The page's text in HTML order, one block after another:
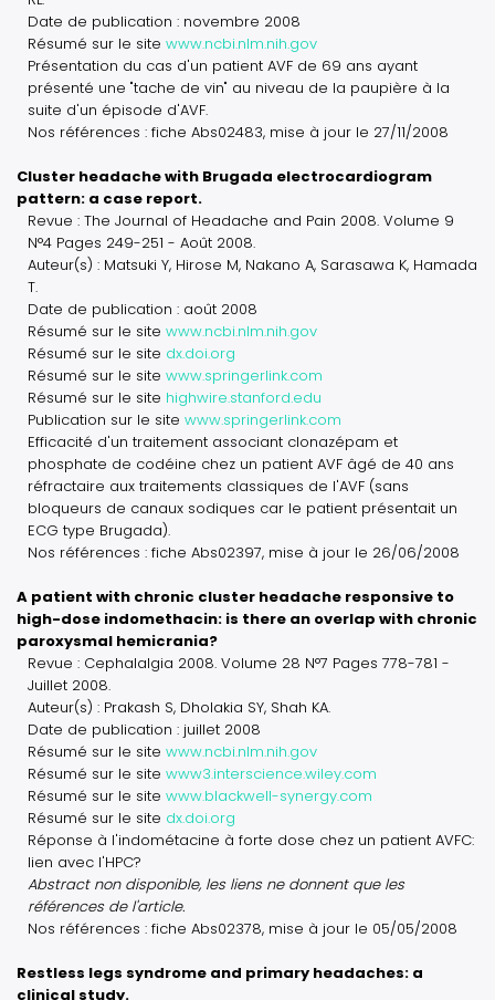
Date de publication : novembre 2008
Résumé sur le site www.ncbi.nlm.nih.gov
Présentation du cas d'un patient AVF de 69 ans ayant
présenté une "tache de vin" au niveau de la paupière à la
suite d'un épisode d'AVF.
Nos références : fiche Abs02483, mise à jour le 27/11/2008
Cluster headache with Brugada electrocardiogram
pattern: a case report.
Revue : The Journal of Headache and Pain 2008. Volume 9
N°4 Pages 249-251 - Août 2008.
Auteur(s) : Matsuki Y, Hirose M, Nakano A, Sarasawa K, Hamada
T.
Date de publication : août 2008
Résumé sur le site www.ncbi.nlm.nih.gov
Résumé sur le site dx.doi.org
Résumé sur le site www.springerlink.com
Résumé sur le site highwire.stanford.edu
Publication sur le site www.springerlink.com
Efficacité d'un traitement associant clonazépam et
phosphate de codéine chez un patient AVF âgé de 40 ans
réfractaire aux traitements classiques de l'AVF (sans
bloqueurs de canaux sodiques car le patient présentait un
ECG type Brugada).
Nos références : fiche Abs02397, mise à jour le 26/06/2008
A patient with chronic cluster headache responsive to
high-dose indomethacin: is there an overlap with chronic
paroxysmal hemicrania?
Revue : Cephalalgia 2008. Volume 28 N°7 Pages 778-781 -
Juillet 2008.
Auteur(s) : Prakash S, Dholakia SY, Shah KA.
Date de publication : juillet 2008
Résumé sur le site www.ncbi.nlm.nih.gov
Résumé sur le site www3.interscience.wiley.com
Résumé sur le site www.blackwell-synergy.com
Résumé sur le site dx.doi.org
Réponse à l'indométacine à forte dose chez un patient AVFC:
lien avec l'HPC?
Abstract non disponible, les liens ne donnent que les
références de l'article.
Nos références : fiche Abs02378, mise à jour le 05/05/2008
Restless legs syndrome and primary headaches: a
clinical study.